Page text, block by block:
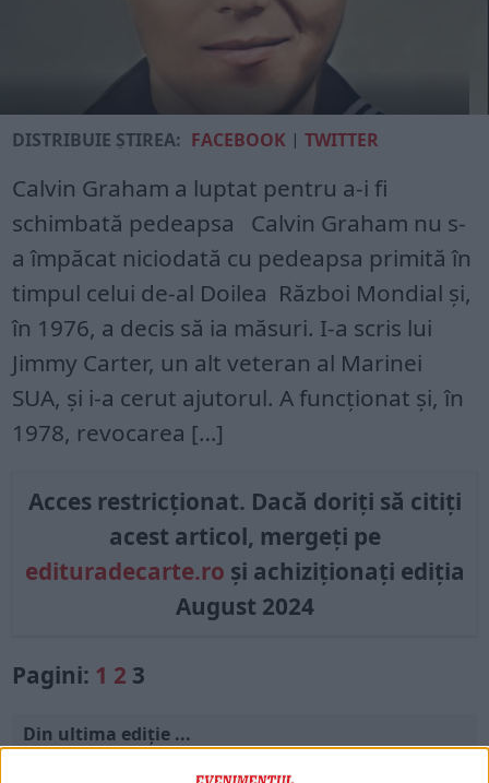
DISTRIBUIE ȘTIREA: FACEBOOK |TWITTER
Calvin Graham a luptat pentru a-i fi
schimbată pedeapsa Calvin Graham nu s-
a împăcat niciodată cu pedeapsa primită în
timpul celui de-al Doilea Război Mondial și,
în 1976, a decis să ia măsuri. I-a scris lui
Jimmy Carter, un alt veteran al Marinei
SUA, și i-a cerut ajutorul. A funcționat și, în
1978, revocarea […]
Acces restricționat. Dacă doriți să citiți
acest articol, mergeți pe
edituradecarte.ro și achiziționați ediția
August 2024
Pagini: 1 2 3
Din ultima ediție ...